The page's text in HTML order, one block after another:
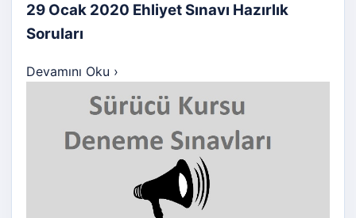
29 Ocak 2020 Ehliyet Sınavı Hazırlık
Soruları
Devamını Oku ›